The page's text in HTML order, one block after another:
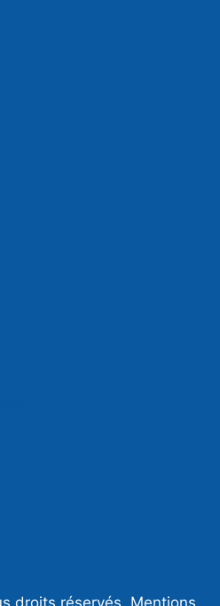
droits réservés. Mentions